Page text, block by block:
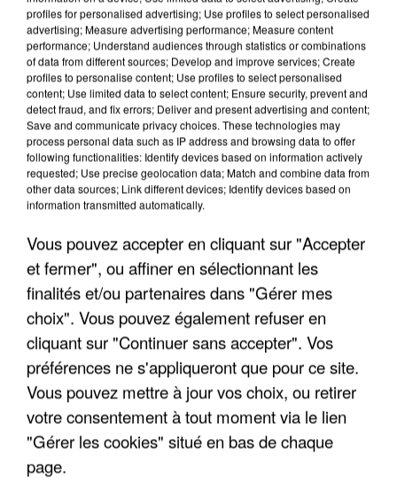
L’UN DES FONDATEURS SUPPOSÉS DE LA DZ
MAFIA INTERPELLÉ EN ALGÉRIE
profiles for personalised advertising; Use profiles to select personalised
advertising; Measure advertising performance; Measure content
performance; Understand audiences through statistics or combinations
of data from different sources; Develop and improve services; Create
profiles to personalise content; Use profiles to select personalised
content; Use limited data to select content; Ensure security, prevent and
detect fraud, and fix errors; Deliver and present advertising and content;
Save and communicate privacy choices. These technologies may
process personal data such as IP address and browsing data to offer
following functionalities: Identify devices based on information actively
requested; Use precise geolocation data; Match and combine data from
other data sources; Link different devices; Identify devices based on
information transmitted automatically.
Vous pouvez accepter en cliquant sur "Accepter
et fermer", ou affiner en sélectionnant les
finalités et/ou partenaires dans "Gérer mes
choix". Vous pouvez également refuser en
cliquant sur "Continuer sans accepter". Vos
préférences ne s'appliqueront que pour ce site.
Vous pouvez mettre à jour vos choix, ou retirer
votre consentement à tout moment via le lien
"Gérer les cookies" situé en bas de chaque
page.